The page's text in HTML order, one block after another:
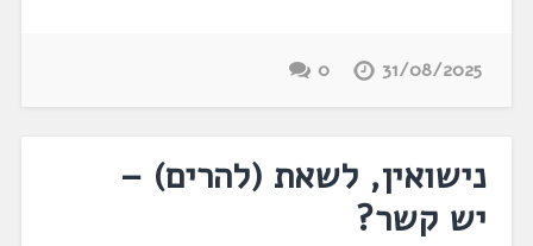
31/08/2025
0
נישואין, לשאת (להרים) –
יש קשר?